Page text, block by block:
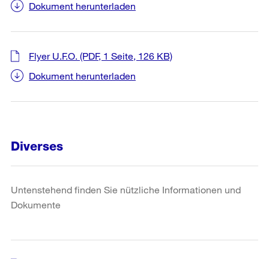
Dokument herunterladen
Flyer U.F.O. (PDF, 1 Seite, 126 KB)
Dokument herunterladen
Diverses
Untenstehend finden Sie nützliche Informationen und
Dokumente